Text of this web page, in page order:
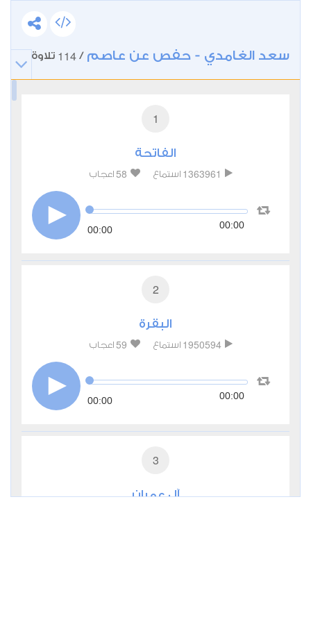
سعد الغامدي - حفص عن عاصم /
114 تلاوة
1
الفاتحة
1363961 استماع 58 اعجاب
00:00 00:00
2
البقرة
1950594 استماع 59 اعجاب
00:00 00:00
3
آل عمران